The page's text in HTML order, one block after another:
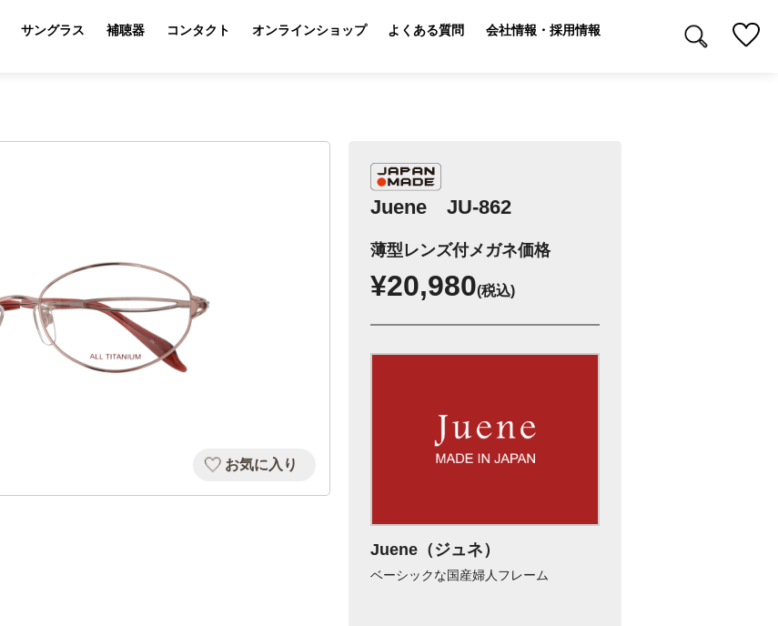
サングラス 補聴器 コンタクト オンラインショップ よくある質問 会社情報・採用情報
お気に入り
Juene JU-862
薄型レンズ付メガネ価格
¥20,980(税込)
Juene（ジュネ）
ベーシックな国産婦人フレーム